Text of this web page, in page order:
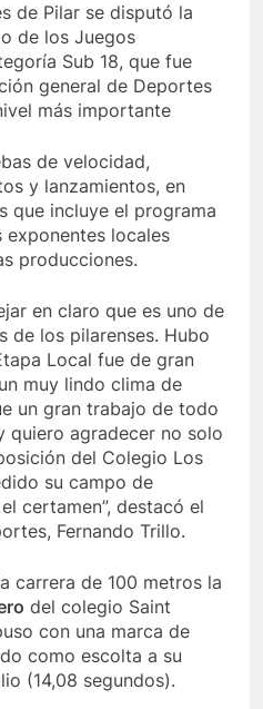
de Pilar se disputó la
de los Juegos
Sub 18, que fue
general de Deportes
más importante
de velocidad,
y lanzamientos, en
que incluye el programa
locales
producciones.
en claro que es uno de
de los pilarenses. Hubo
Local fue de gran
muy lindo clima de
un gran trabajo de todo
quiero agradecer no solo
del Colegio Los
su campo de
certamen”, destacó el
Fernando Trillo.
carrera de 100 metros la
del colegio Saint
con una marca de
como escolta a su
(14,08 segundos).